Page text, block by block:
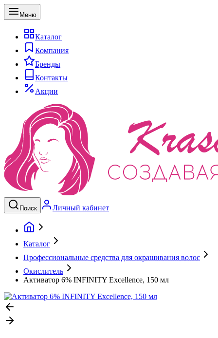
Меню
Каталог
Компания
Бренды
Контакты
Акции
Поиск Личный кабинет
Каталог
Профессиональные средства для окрашивания волос
Окислитель
Активатор 6% INFINITY Excellence, 150 мл